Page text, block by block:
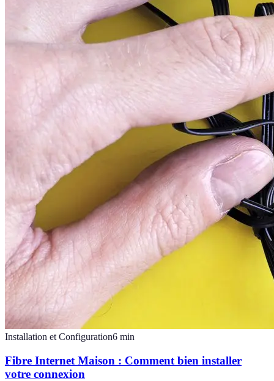
Installation et Configuration6 min
Fibre Internet Maison : Comment bien installer
votre connexion